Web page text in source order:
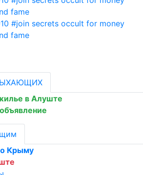
fame
#join secrets occult for money
fame
в Алуште
Крыму